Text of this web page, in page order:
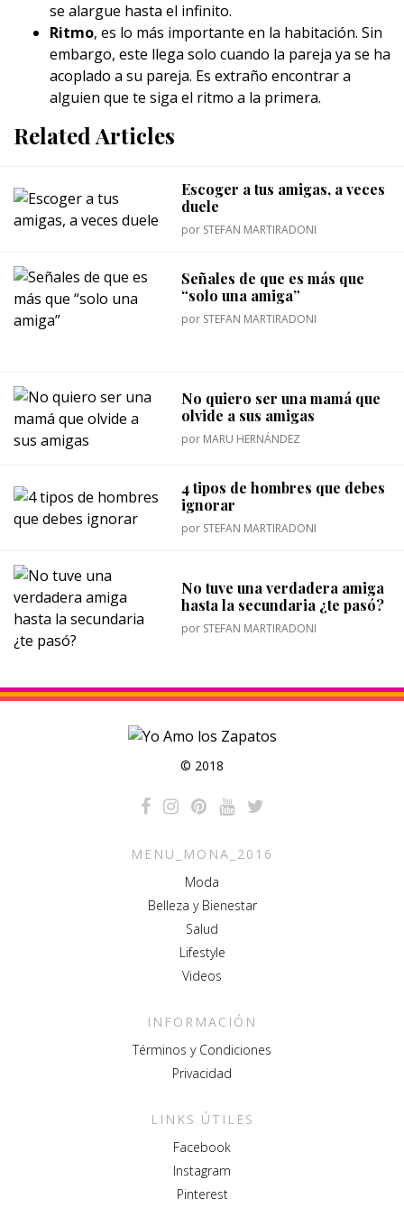
se alargue hasta el infinito.
Ritmo, es lo más importante en la habitación. Sin
embargo, este llega solo cuando la pareja ya se ha
acoplado a su pareja. Es extraño encontrar a
alguien que te siga el ritmo a la primera.
Related Articles
Escoger a tus amigas, a veces
duele
por STEFAN MARTIRADONI
Señales de que es más que
“solo una amiga”
por STEFAN MARTIRADONI
No quiero ser una mamá que
olvide a sus amigas
por MARU HERNÁNDEZ
4 tipos de hombres que debes
ignorar
por STEFAN MARTIRADONI
No tuve una verdadera amiga
hasta la secundaria ¿te pasó?
por STEFAN MARTIRADONI
© 2018
MENU_MONA_2016
Moda
Belleza y Bienestar
Salud
Lifestyle
Videos
INFORMACIÓN
Términos y Condiciones
Privacidad
LINKS ÚTILES
Facebook
Instagram
Pinterest